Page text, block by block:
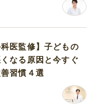
科医監修】子どもの
なる原因と今すぐ
習慣４選